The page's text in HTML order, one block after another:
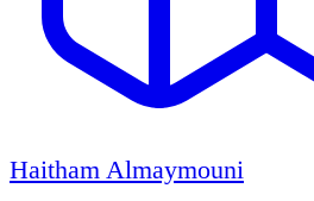
Haitham Almaymouni